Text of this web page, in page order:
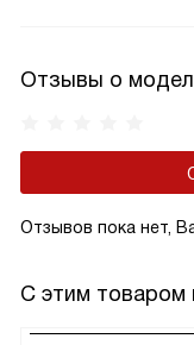
Отзывы о
Отзывов пока нет,
С этим товаром